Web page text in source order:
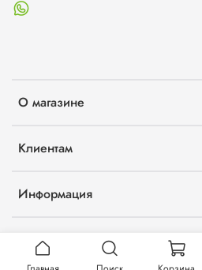
О магазине
Клиентам
Информация